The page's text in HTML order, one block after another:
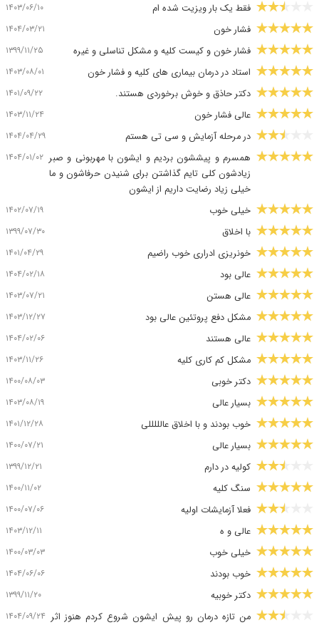
فقط یک بار ویزیت شده ام ۱۴۰۳/۰۶/۱۰
فشار خون ۱۴۰۴/۰۳/۲۱
فشار خون و کیست کلیه و مشکل تناسلی و غیره ۱۳۹۹/۱۱/۲۵
استاد در درمان بیماری های کلیه و فشار خون ۱۴۰۳/۰۸/۰۱
دکتر حاذق و خوش برخوردی هستند. ۱۴۰۱/۰۹/۲۲
عالی فشار خون ۱۴۰۳/۱۱/۲۴
در مرحله آزمایش و سی تی هستم ۱۴۰۴/۰۴/۲۹
همسرم و پیششون بردیم و ایشون با مهربونی و صبر
زیادشون کلی تایم گذاشتن برای شنیدن حرفاشون و ما
خیلی زیاد رضایت داریم از ایشون
۱۴۰۴/۰۱/۰۲
خیلی خوب ۱۴۰۲/۰۷/۱۹
با اخلاق ۱۳۹۹/۰۷/۳۰
خونریزی ادراری خوب راضیم ۱۴۰۱/۰۴/۲۹
عالی بود ۱۴۰۴/۰۲/۱۸
عالی هستن ۱۴۰۳/۰۷/۲۱
مشکل دفع پروتئین عالی بود ۱۴۰۳/۱۲/۲۷
عالی هستند ۱۴۰۴/۰۲/۰۶
مشکل کم کاری کلیه ۱۴۰۳/۱۱/۲۶
دکتر خوبی ۱۴۰۰/۰۸/۰۳
بسیار عالی ۱۴۰۳/۰۸/۱۹
خوب بودند و با اخلاق عالللللی ۱۴۰۱/۱۲/۲۸
بسیار عالی ۱۴۰۰/۰۷/۲۱
کولیه در دارم ۱۳۹۹/۱۲/۲۱
سنگ کلیه ۱۴۰۰/۱۱/۰۲
فعلا آزمایشات اولیه ۱۴۰۰/۰۷/۰۶
عالی و ه ۱۴۰۳/۱۲/۱۱
خیلی خوب ۱۴۰۰/۰۳/۰۳
خوب بودند ۱۴۰۴/۰۶/۰۶
دکتر خوبیه ۱۳۹۹/۱۱/۲۰
من تازه درمان رو پیش ایشون شروع کردم هنوز اثر ۱۴۰۴/۰۹/۲۴